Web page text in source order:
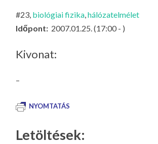
O
#23, biológiai fizika,hálózatelmélet
Időpont: 2007.01.25. (17:00 - )
Kivonat:
–
NYOMTATÁS
Letöltések: